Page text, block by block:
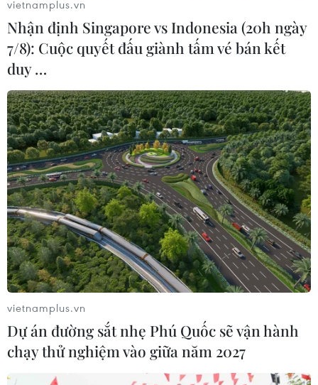
Nga nêu 2 phương án đối phó nếu Mỹ rút
khỏi hiệp ước hạt nhân
23/11/2018 06:45
Phía Nga nói rằng nếu Mỹ rút khỏi INF, Washington sẽ
triển khai tên lửa tầm ngắn và tầm trung hiện bị cấm
theo INF gần biên giới Nga, kể cả ở phía Tây, phía
Đông, ở phần lục địa châu Âu hay châu Á.
vietnamplus.vn
Nhận định Singapore vs Indonesia (20h ngày
7/8): Cuộc quyết đấu giành tấm vé bán kết
duy …
vietnamplus.vn
Dự án đường sắt nhẹ Phú Quốc sẽ vận hành
chạy thử nghiệm vào giữa năm 2027